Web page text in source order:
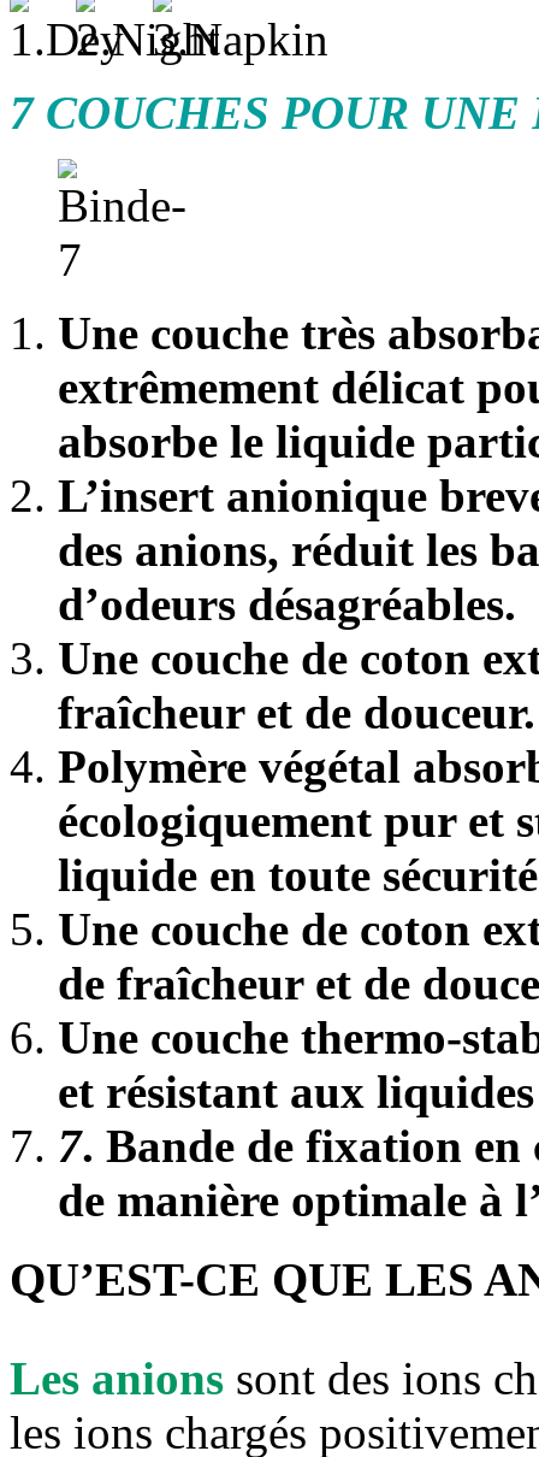
7 COUCHES POUR
Une couche très
extrêmement délicat
absorbe le liquide
L’insert anionique
des anions, réduit les
d’odeurs désagréables.
Une couche de coton
fraîcheur et de douceur.
Polymère végétal
écologiquement pur et
liquide en toute
Une couche de coton
de fraîcheur et de
Une couche thermo-
et résistant aux
7. Bande de fixation en
de manière optimale à
QU’EST-CE QUE LES
Les anions sont des ions
les ions chargés